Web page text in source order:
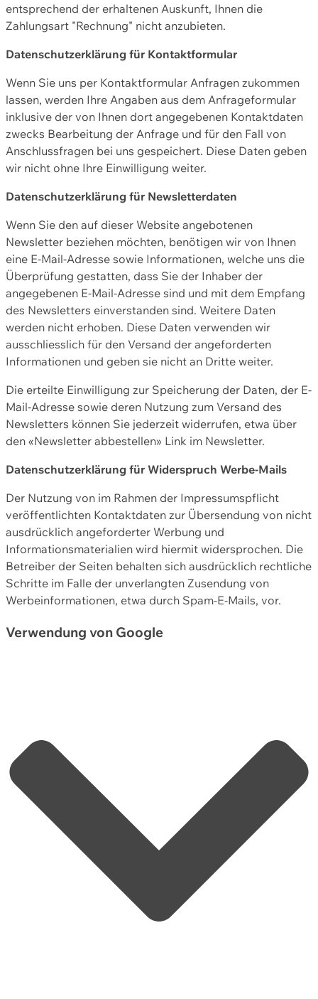
entsprechend der erhaltenen Auskunft, Ihnen die
Zahlungsart "Rechnung" nicht anzubieten.
Datenschutzerklärung für Kontaktformular
Wenn Sie uns per Kontaktformular Anfragen zukommen
lassen, werden Ihre Angaben aus dem Anfrageformular
inklusive der von Ihnen dort angegebenen Kontaktdaten
zwecks Bearbeitung der Anfrage und für den Fall von
Anschlussfragen bei uns gespeichert. Diese Daten geben
wir nicht ohne Ihre Einwilligung weiter.
Datenschutzerklärung für Newsletterdaten
Wenn Sie den auf dieser Website angebotenen
Newsletter beziehen möchten, benötigen wir von Ihnen
eine E-Mail-Adresse sowie Informationen, welche uns die
Überprüfung gestatten, dass Sie der Inhaber der
angegebenen E-Mail-Adresse sind und mit dem Empfang
des Newsletters einverstanden sind. Weitere Daten
werden nicht erhoben. Diese Daten verwenden wir
ausschliesslich für den Versand der angeforderten
Informationen und geben sie nicht an Dritte weiter.
Die erteilte Einwilligung zur Speicherung der Daten, der E-
Mail-Adresse sowie deren Nutzung zum Versand des
Newsletters können Sie jederzeit widerrufen, etwa über
den «Newsletter abbestellen» Link im Newsletter.
Datenschutzerklärung für Widerspruch Werbe-Mails
Der Nutzung von im Rahmen der Impressumspflicht
veröffentlichten Kontaktdaten zur Übersendung von nicht
ausdrücklich angeforderter Werbung und
Informationsmaterialien wird hiermit widersprochen. Die
Betreiber der Seiten behalten sich ausdrücklich rechtliche
Schritte im Falle der unverlangten Zusendung von
Werbeinformationen, etwa durch Spam-E-Mails, vor.
Verwendung von Google